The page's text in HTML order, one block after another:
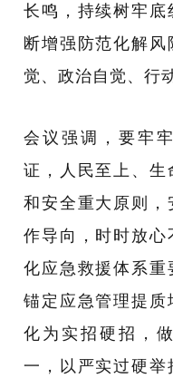
长鸣，持续树牢底
断增强防范化解风
觉、政治自觉、行
会议强调，要牢
证，人民至上、生
和安全重大原则，
作导向，时时放心
化应急救援体系重
锚定应急管理提质
化为实招硬招，
一，以严实过硬举